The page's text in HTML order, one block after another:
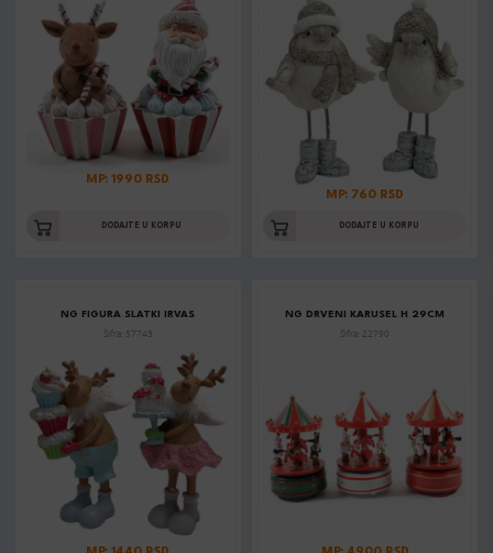
MP: 1990 RSD
DODAJTE U KORPU
MP: 760 RSD
DODAJTE U KORPU
NG FIGURA SLATKI IRVAS
Šifra: 57743
NG DRVENI KARUSEL H 29CM
Šifra: 22790